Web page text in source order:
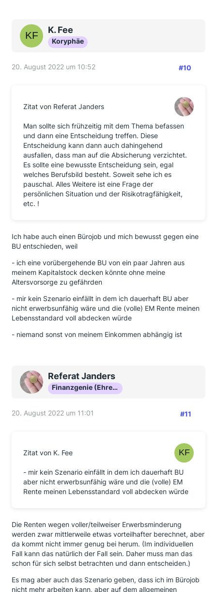
K. Fee
Koryphäe
20. August 2022 um 10:52 #10
Zitat von Referat Janders
Man sollte sich frühzeitig mit dem Thema befassen
und dann eine Entscheidung treffen. Diese
Entscheidung kann dann auch dahingehend
ausfallen, dass man auf die Absicherung verzichtet.
Es sollte eine bewusste Entscheidung sein, egal
welches Berufsbild besteht. Soweit sehe ich es
pauschal. Alles Weitere ist eine Frage der
persönlichen Situation und der Risikotragfähigkeit,
etc. !
Ich habe auch einen Bürojob und mich bewusst gegen eine
BU entschieden, weil
- ich eine vorübergehende BU von ein paar Jahren aus
meinem Kapitalstock decken könnte ohne meine
Altersvorsorge zu gefährden
- mir kein Szenario einfällt in dem ich dauerhaft BU aber
nicht erwerbsunfähig wäre und die (volle) EM Rente meinen
Lebensstandard voll abdecken würde
- niemand sonst von meinem Einkommen abhängig ist
Referat Janders
Finanzgenie (Ehrenmitglied)
20. August 2022 um 11:01 #11
Zitat von K. Fee
- mir kein Szenario einfällt in dem ich dauerhaft BU
aber nicht erwerbsunfähig wäre und die (volle) EM
Rente meinen Lebensstandard voll abdecken würde
Die Renten wegen voller/teilweiser Erwerbsminderung
werden zwar mittlerweile etwas vorteilhafter berechnet, aber
da kommt nicht immer genug bei herum. (Im individuellen
Fall kann das natürlich der Fall sein. Daher muss man das
schon für sich selbst betrachten und dann entscheiden.)
Es mag aber auch das Szenario geben, dass ich im Bürojob
nicht mehr arbeiten kann, aber auf dem allgemeinen